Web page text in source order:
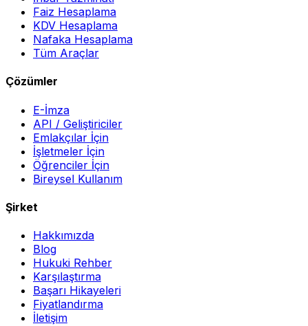
Faiz Hesaplama
KDV Hesaplama
Nafaka Hesaplama
Tüm Araçlar
Çözümler
E-İmza
API / Geliştiriciler
Emlakçılar İçin
İşletmeler İçin
Öğrenciler İçin
Bireysel Kullanım
Şirket
Hakkımızda
Blog
Hukuki Rehber
Karşılaştırma
Başarı Hikayeleri
Fiyatlandırma
İletişim